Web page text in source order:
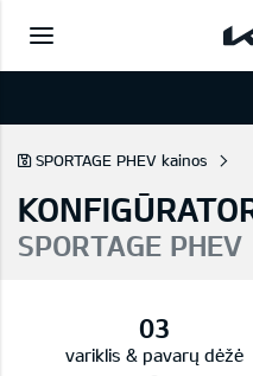
SPORTAGE PHEV kainos
SPORTAGE PHEV
variklis & pavarų dėžė